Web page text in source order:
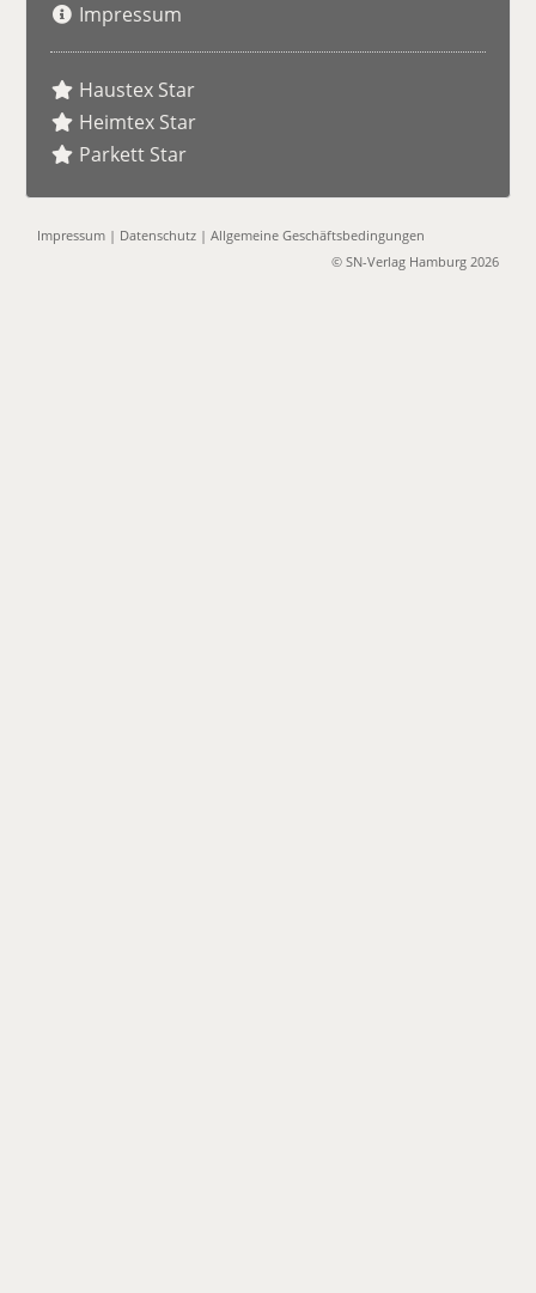
Impressum
Haustex Star
Heimtex Star
Parkett Star
Impressum | Datenschutz |Allgemeine Geschäftsbedingungen
© SN-Verlag Hamburg 2026